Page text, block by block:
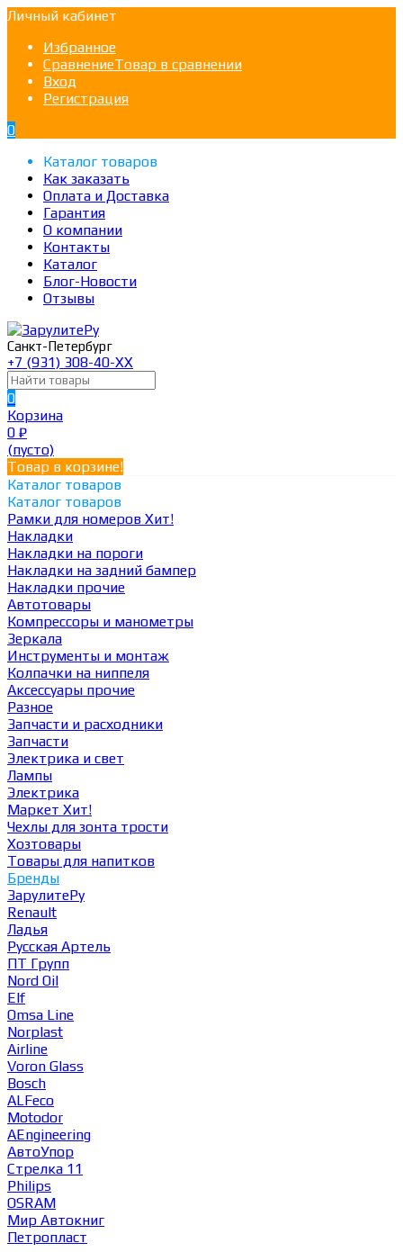
Личный кабинет
Избранное
СравнениеТовар в сравнении
Вход
Регистрация
0
Каталог товаров
Как заказать
Оплата и Доставка
Гарантия
О компании
Контакты
Каталог
Блог-Новости
Отзывы
Санкт-Петербург
+7 (931) 308-40-ХХ
0
Корзина
0 ₽
(пусто)
Товар в корзине!
Каталог товаров
Каталог товаров
Рамки для номеров Хит!
Накладки
Накладки на пороги
Накладки на задний бампер
Накладки прочие
Автотовары
Компрессоры и манометры
Зеркала
Инструменты и монтаж
Колпачки на ниппеля
Аксессуары прочие
Разное
Запчасти и расходники
Запчасти
Электрика и свет
Лампы
Электрика
Маркет Хит!
Чехлы для зонта трости
Хозтовары
Товары для напитков
Бренды
ЗарулитеРу
Renault
Ладья
Русская Артель
ПТ Групп
Nord Oil
Elf
Omsa Line
Norplast
Airline
Voron Glass
Bosch
ALFeco
Motodor
AEngineering
АвтоУпор
Стрелка 11
Philips
OSRAM
Мир Автокниг
Петропласт